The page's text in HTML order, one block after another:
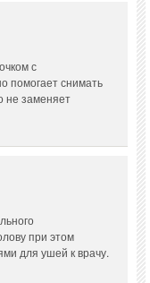
с
помогает снимать
не заменяет
при этом
для ушей к врачу.